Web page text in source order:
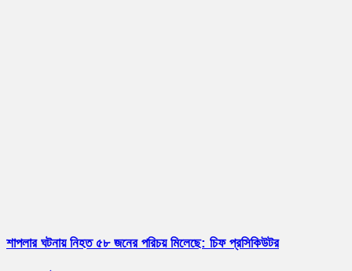
শাপলার ঘটনায় নিহত ৫৮ জনের পরিচয় মিলেছে: চিফ প্রসিকিউটর